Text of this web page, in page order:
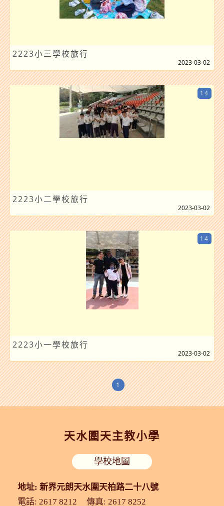
2223小三學校旅行
2023-03-02
2223小二學校旅行
14
2023-03-02
2223小一學校旅行
14
2023-03-02
1
天水圍天主教小學
地址: 新界元朗天水圍天柏路二十八號
學校地圖
電話: 2617 8212 傳真: 2617 8252